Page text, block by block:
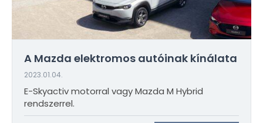
A Mazda elektromos autóinak kínálata
2023.01.04.
E-Skyactiv motorral vagy Mazda M Hybrid
rendszerrel.